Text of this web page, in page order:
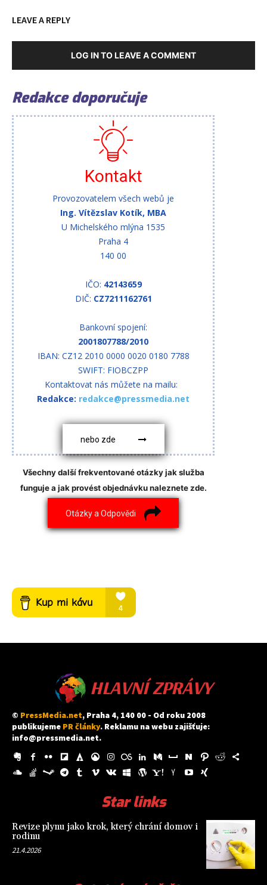
LEAVE A REPLY
LOG IN TO LEAVE A COMMENT
Redakce doporučuje
Kontakt
Provozovatelem všech webů je
Ing. Vítězslav Kotík, MBA
U Michelského mlýna 1535
Praha 4
140 00
IČO: 42143659
DIČ: CZ7211162761
Bankovní spojení:
2001807788/2010
IBAN: CZ12 2010 0000 0020 0180 7788
SWIFT: FIOBCZPP
Kontaktovat nás můžete na mailu:
Redakce: redakce@pressmedia.net
nebo zde
Všechny další frekventované otázky jak služba
funguje a jak provést objednávku naleznete zde.
Otázky a Odpovědi
HLAVNÍ ZPRÁVY
© PressMedia.net, Praha 4, 140 00 - Od roku 2008
publikujeme PR články. Reklamu na webu zajišťuje:
info@pressmedia.net.
Star links
Revize plynu jako krok, který chrání domov i
rodinu
21.4.2026